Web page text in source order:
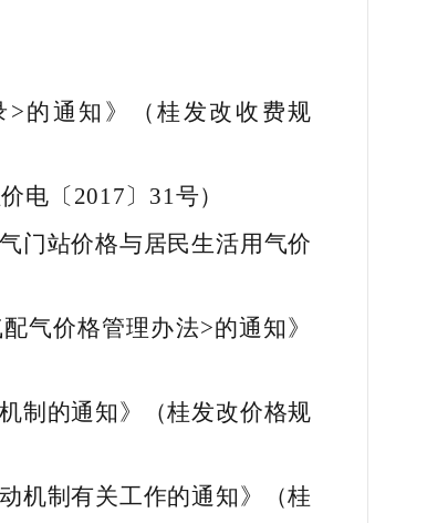
的通知》（桂发改收费规
电〔2017〕31号）
门站价格与居民生活用气价
气价格管理办法>的通知》
制的通知》（桂发改价格规
机制有关工作的通知》（桂